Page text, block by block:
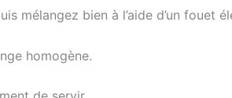
mélangez bien à l’aide d’un fouet
homogène.